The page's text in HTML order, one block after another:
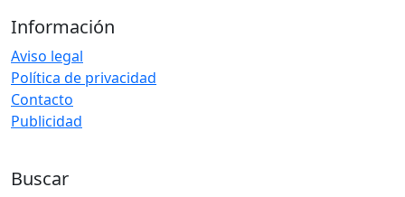
Información
Aviso legal
Política de privacidad
Contacto
Publicidad
Buscar